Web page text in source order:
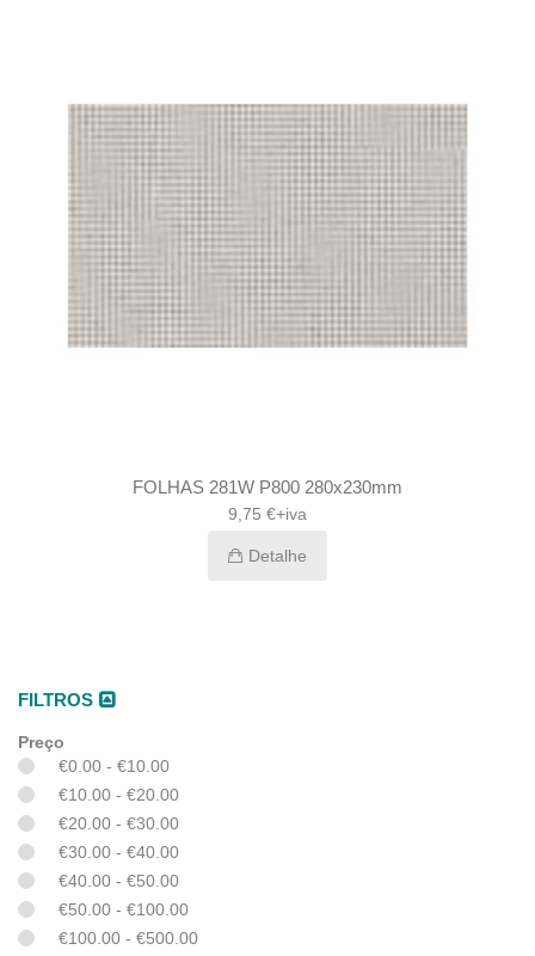
FILTROS
Preço
€0.00 - €10.00
€10.00 - €20.00
€20.00 - €30.00
€30.00 - €40.00
€40.00 - €50.00
€50.00 - €100.00
€100.00 - €500.00
FOLHAS 281W P800 280x230mm
9,75 €+iva
Detalhe